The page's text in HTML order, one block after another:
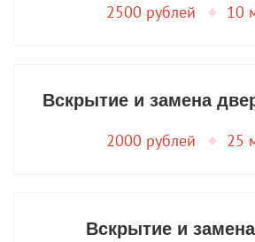
2500 рублей 10
Вскрытие и замена
2000 рублей 25
Вскрытие и